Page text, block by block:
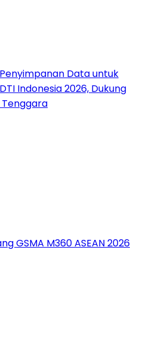
Penyimpanan Data untuk
Indonesia 2026, Dukung
Tenggara
GSMA M360 ASEAN 2026